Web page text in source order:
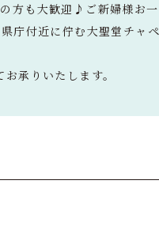
方も大歓迎♪ご新婦様お
庁付近に佇む大聖堂チャ
承りいたします。